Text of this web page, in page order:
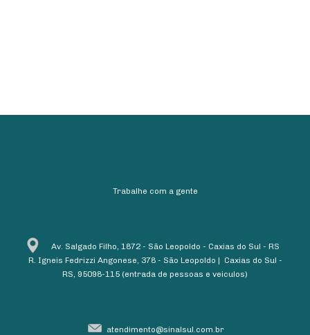
Trabalhe com a gente
Av. Salgado Filho, 1872 - São Leopoldo - Caxias do Sul - RS
R. Igneis Fedrizzi Angonese, 378 - São Leopoldo | Caxias do Sul -
RS, 95098-115 (entrada de pessoas e veiculos)
atendimento@sinalsul.com.br